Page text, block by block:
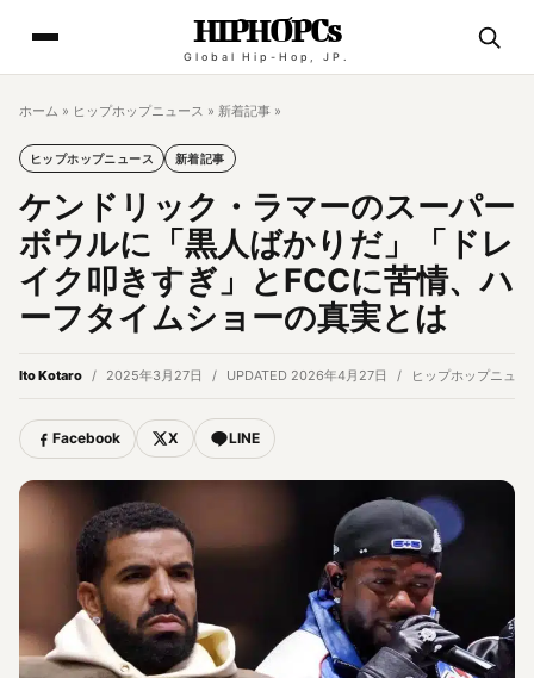
HIPHOPCs
Global Hip-Hop, JP.
ホーム » ヒップホップニュース » 新着記事 »
ヒップホップニュース 新着記事
ケンドリック・ラマーのスーパー
ボウルに「黒人ばかりだ」「ドレ
イク叩きすぎ」とFCCに苦情、ハ
ーフタイムショーの真実とは
Ito Kotaro 2025年3月27日 UPDATED 2026年4月27日 ヒップホップニュー
Facebook X LINE